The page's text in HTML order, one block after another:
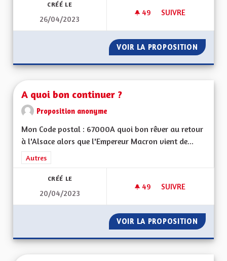
CRÉÉ LE
26/04/2023
49 49 ABONNÉS
SUIVRE
VOIR LA PROPOSITION DES
A quoi bon continuer ?
Proposition anonyme
Mon Code postal : 67000A quoi bon rêver au retour
à l'Alsace alors que l'Empereur Macron vient de...
Filtrer les résultats de la catégorie : Autres
Autres
CRÉÉ LE
20/04/2023
49 49 ABONNÉS
SUIVRE
VOIR LA PROPOSITION A